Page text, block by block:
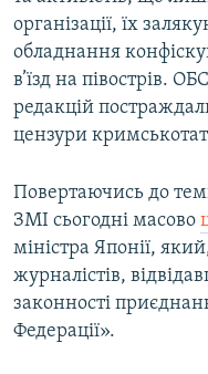
організації, їх
обладнання
в’їзд на півострів.
редакцій
цензури
Повертаючись до
ЗМІ сьогодні масово
міністра Японії,
журналістів,
законності
Федерації».